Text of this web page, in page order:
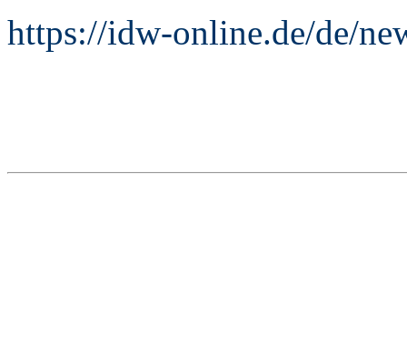
https://idw-online.de/de/